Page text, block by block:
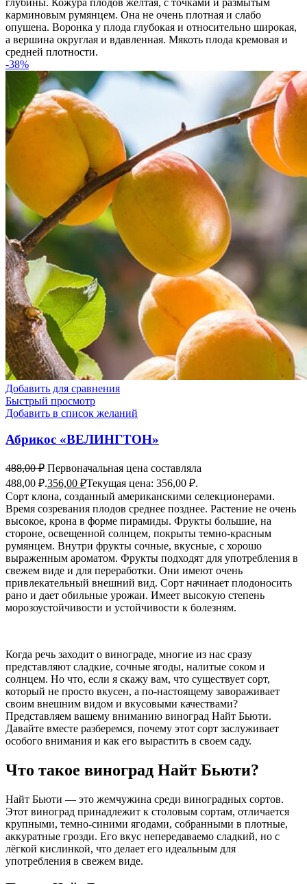
карминовым румянцем. Она не очень плотная и слабо
опушена. Воронка у плода глубокая и относительно широкая,
а вершина округлая и вдавленная. Мякоть плода кремовая и
средней плотности.
-38%
Добавить для сравнения
Быстрый просмотр
Добавить в список желаний
Абрикос «ВЕЛИНГТОН»
488,00₽ Первоначальная цена составляла
488,00 ₽.356,00 ₽Текущая цена: 356,00 ₽.
Сорт клона, созданный американскими селекционерами.
Время созревания плодов среднее позднее. Растение не очень
высокое, крона в форме пирамиды. Фрукты большие, на
стороне, освещенной солнцем, покрыты темно-красным
румянцем. Внутри фрукты сочные, вкусные, с хорошо
выраженным ароматом. Фрукты подходят для употребления в
свежем виде и для переработки. Они имеют очень
привлекательный внешний вид. Сорт начинает плодоносить
рано и дает обильные урожаи. Имеет высокую степень
морозоустойчивости и устойчивости к болезням.
Когда речь заходит о винограде, многие из нас сразу
представляют сладкие, сочные ягоды, налитые соком и
солнцем. Но что, если я скажу вам, что существует сорт,
который не просто вкусен, а по-настоящему завораживает
своим внешним видом и вкусовыми качествами?
Представляем вашему вниманию виноград Найт Бьюти.
Давайте вместе разберемся, почему этот сорт заслуживает
особого внимания и как его вырастить в своем саду.
Что такое виноград Найт Бьюти?
Найт Бьюти — это жемчужина среди виноградных сортов.
Этот виноград принадлежит к столовым сортам, отличается
крупными, темно-синими ягодами, собранными в плотные,
аккуратные грозди. Его вкус непередаваемо сладкий, но с
лёгкой кислинкой, что делает его идеальным для
употребления в свежем виде.